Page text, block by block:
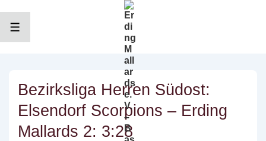
InhaltMENÜ
Bezirksliga Herren Südost:
Elsendorf Scorpions – Erding
Mallards 2: 3:28